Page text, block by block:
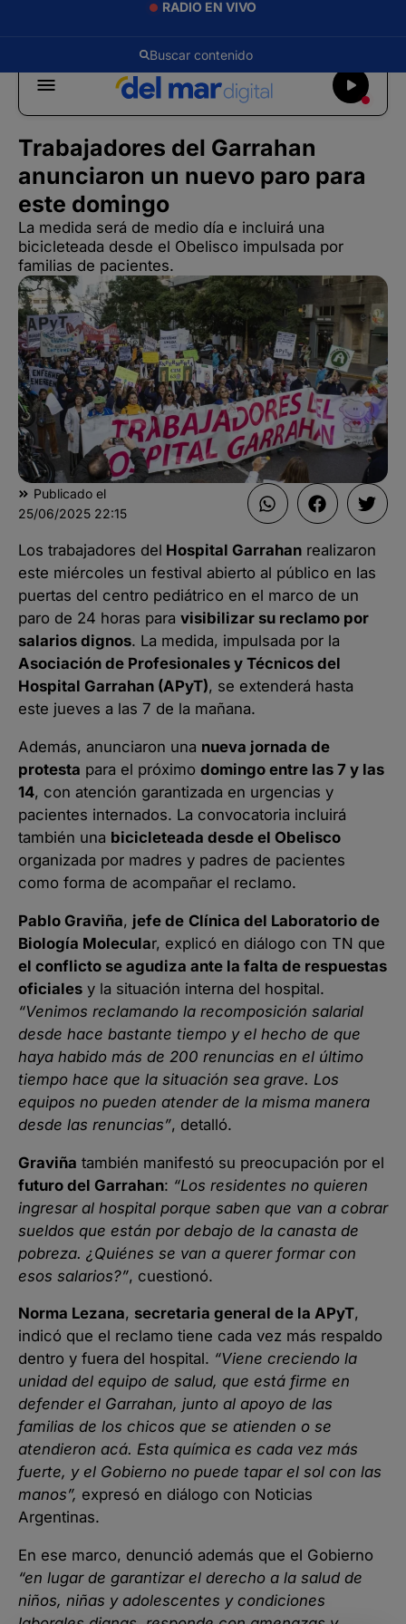
RADIO EN VIVO
Trabajadores del Garrahan
anunciaron un nuevo paro para
este domingo
La medida será de medio día e incluirá una
bicicleteada desde el Obelisco impulsada por
familias de pacientes.
Publicado el
25/06/2025 22:15
Los trabajadores del Hospital Garrahan realizaron
este miércoles un festival abierto al público en las
puertas del centro pediátrico en el marco de un
paro de 24 horas para visibilizar su reclamo por
salarios dignos. La medida, impulsada por la
Asociación de Profesionales y Técnicos del
Hospital Garrahan (APyT), se extenderá hasta
este jueves a las 7 de la mañana.
Además, anunciaron una nueva jornada de
protesta para el próximo domingo entre las 7 y las
14, con atención garantizada en urgencias y
pacientes internados. La convocatoria incluirá
también una bicicleteada desde el Obelisco
organizada por madres y padres de pacientes
como forma de acompañar el reclamo.
Pablo Graviña, jefe de Clínica del Laboratorio de
Biología Molecular, explicó en diálogo con TN que
el conflicto se agudiza ante la falta de respuestas
oficiales y la situación interna del hospital.
“Venimos reclamando la recomposición salarial
desde hace bastante tiempo y el hecho de que
haya habido más de 200 renuncias en el último
tiempo hace que la situación sea grave. Los
equipos no pueden atender de la misma manera
desde las renuncias”, detalló.
Graviña también manifestó su preocupación por el
futuro del Garrahan: “Los residentes no quieren
ingresar al hospital porque saben que van a cobrar
sueldos que están por debajo de la canasta de
pobreza. ¿Quiénes se van a querer formar con
esos salarios?”, cuestionó.
Norma Lezana, secretaria general de la APyT,
indicó que el reclamo tiene cada vez más respaldo
dentro y fuera del hospital. “Viene creciendo la
unidad del equipo de salud, que está firme en
defender el Garrahan, junto al apoyo de las
familias de los chicos que se atienden o se
atendieron acá. Esta química es cada vez más
fuerte, y el Gobierno no puede tapar el sol con las
manos”, expresó en diálogo con Noticias
Argentinas.
En ese marco, denunció además que el Gobierno
“en lugar de garantizar el derecho a la salud de
niños, niñas y adolescentes y condiciones